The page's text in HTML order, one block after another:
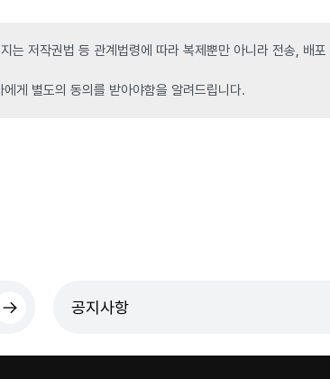
는 저작권법 등 관계법령에 따라 복제뿐만 아니라 전송, 배
게 별도의 동의를 받아야함을 알려드립니다.
공지사항